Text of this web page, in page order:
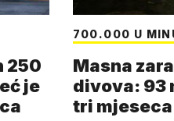
250
je
700.000 U
Masna
divova: 93
tri mjeseca